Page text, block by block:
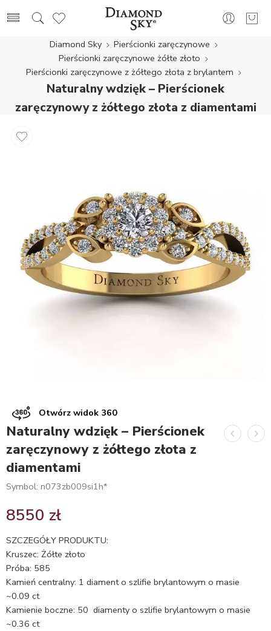
Diamond Sky
Pierścionki zaręczynowe
Pierścionki zaręczynowe żółte złoto
Pierścionki zaręczynowe z żółtego złota z brylantem
Naturalny wdzięk – Pierścionek
zaręczynowy z żółtego złota z diamentami
Otwórz widok 360
Naturalny wdzięk – Pierścionek
zaręczynowy z żółtego złota z
diamentami
Symbol: n073zb009si1h*
8550 zł
SZCZEGÓŁY PRODUKTU:
Kruszec: Żółte złoto
Próba: 585
Kamień centralny: 1 diament o szlifie brylantowym o masie
~0.09 ct
Kamienie boczne: 50 diamenty o szlifie brylantowym o masie
~0.36 ct